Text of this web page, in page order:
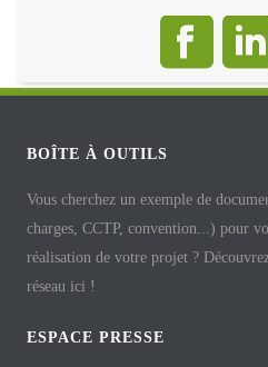
BOÎTE À OUTILS
Vous cherchez un exemple de
charges, CCTP, convention...) pour
réalisation de votre projet ?
réseau ici !
ESPACE PRESSE